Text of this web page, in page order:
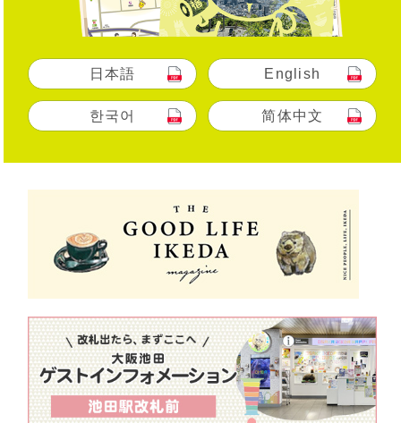
日本語 English
한국어 简体中文